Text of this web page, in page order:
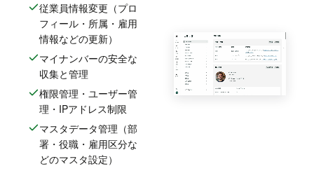
従業員情報変更（プロ
フィール・所属・雇用
情報などの更新）
マイナンバーの安全な
収集と管理
権限管理・ユーザー管
理・IPアドレス制限
マスタデータ管理（部
署・役職・雇用区分な
どのマスタ設定）